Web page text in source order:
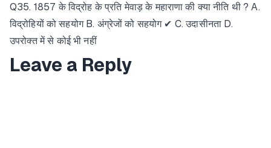
Q35. 1857 के विद्रोह के प्रति मेवाड़ के महाराणा की क्या नीति थी ? A.
विद्रोहियों को सहयोग B. अंग्रेजों को सहयोग ✔ C. उदासीनता D.
उपरोक्त में से कोई भी नहीं
Leave a Reply